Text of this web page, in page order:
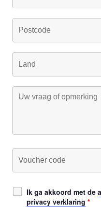
Ik ga akkoord met de
privacy verklaring *